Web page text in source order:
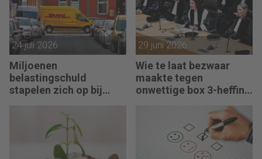
24 juli 2026
Miljoenen
belastingschuld
stapelen zich op bij
29 juni 2026
Wie te laat bezwaar
maakte tegen
onwettige box 3-heffing